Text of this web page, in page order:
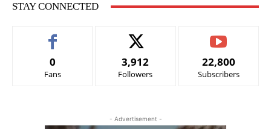
STAY CONNECTED
0
Fans
3,912
Followers
22,800
Subscribers
- Advertisement -